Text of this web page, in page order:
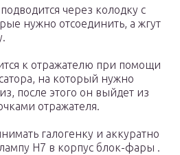
через колодку с
нужно отсоединить, а жгут
к отражателю при помощи
на который нужно
после этого он выйдет из
отражателя.
галогенку и аккуратно
Н7 в корпус блок-фары .